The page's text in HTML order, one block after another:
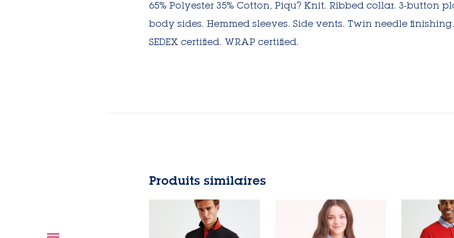
65% Polyester 35% Cotton, Piqu? Knit. Ribbed collar. 3-button
body sides. Hemmed sleeves. Side vents. Twin needle
SEDEX certified. WRAP certified.
Produits similaires